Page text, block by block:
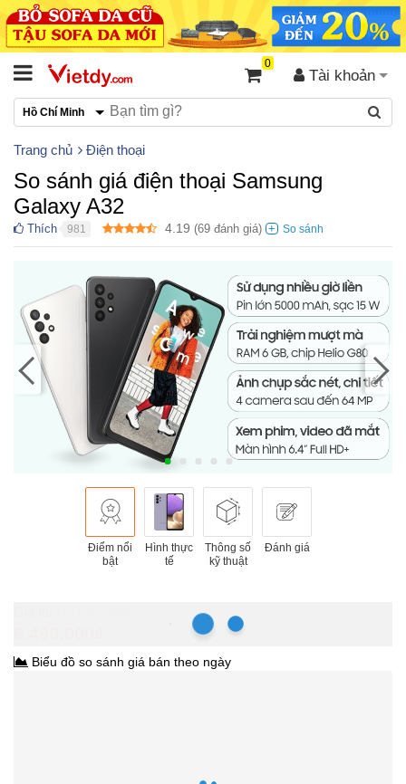
Tài khoản
0
Hồ Chí Minh
Trang chủ Điện thoại
So sánh giá điện thoại Samsung
Galaxy A32
Thích 981 4.19 (69 đánh giá)
Điểm nổi
bật
Hình thực
tế
Thông số
kỹ thuật
Đánh giá
Biểu đồ so sánh giá bán theo ngày